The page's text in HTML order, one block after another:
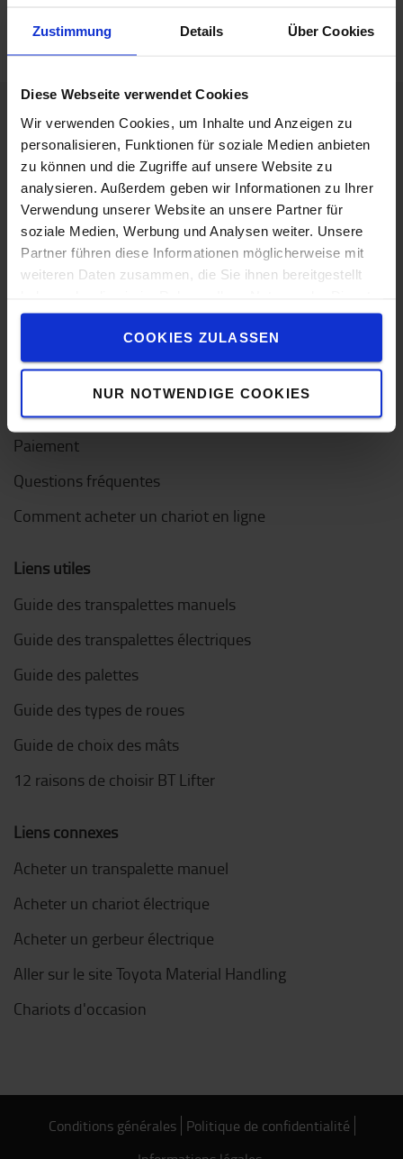
Zustimmung Details Über Cookies
Diese Webseite verwendet Cookies
Wir verwenden Cookies, um Inhalte und Anzeigen zu
personalisieren, Funktionen für soziale Medien anbieten
zu können und die Zugriffe auf unsere Website zu
analysieren. Außerdem geben wir Informationen zu Ihrer
Verwendung unserer Website an unsere Partner für
soziale Medien, Werbung und Analysen weiter. Unsere
Partner führen diese Informationen möglicherweise mit
weiteren Daten zusammen, die Sie ihnen bereitgestellt
gesammelt haben.
COOKIES ZULASSEN
NUR NOTWENDIGE COOKIES
A propos de Toyota
Choisir Toyota
Le Concept de Service Toyota (TSC)
Toyota Production System
Travailler chez Toyota
Durabilité
Comment acheter en ligne ?
Livraison
Paiement
Questions fréquentes
Comment acheter un chariot en ligne
Liens utiles
Guide des transpalettes manuels
Guide des transpalettes électriques
Guide des palettes
Guide des types de roues
Guide de choix des mâts
12 raisons de choisir BT Lifter
Liens connexes
Acheter un transpalette manuel
Acheter un chariot électrique
Acheter un gerbeur électrique
Aller sur le site Toyota Material Handling
Chariots d'occasion
Conditions générales Politique de confidentialité